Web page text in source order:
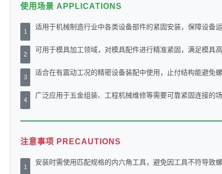
使用场景 APPLICATIONS
1
适用于机械制造行业中各类设备部件的紧固安装，保障设备
2
可用于模具加工领域，对模具配件进行精准紧固，满足模具
3
适合在有震动工况的精密设备装配中使用，止付结构能避免
4
广泛应用于五金组装、工程机械维修等需要可靠紧固连接的
注意事项 PRECAUTIONS
1
安装时需使用匹配规格的内六角工具，避免因工具不符导致